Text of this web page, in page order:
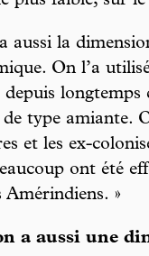
aussi la
On l’a
longtemps
de type amiante.
et les ex-
ont été
»
a aussi une